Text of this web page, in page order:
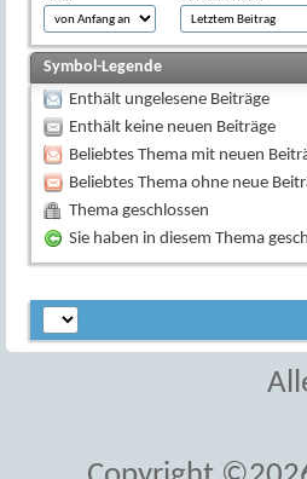
Symbol-Legende
Enthält ungelesene Beiträge
Enthält keine neuen Beiträge
Beliebtes Thema mit neuen
Beliebtes Thema ohne neue
Thema geschlossen
Sie haben in diesem Thema